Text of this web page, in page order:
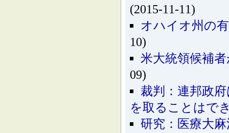
(2015-11-11)
オハイオ州の
10)
米大統領候補
09)
裁判：連邦政
を取ることはで
研究：医療大